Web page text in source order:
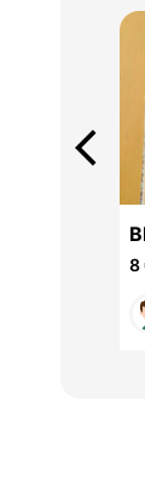
8
arrow_back_ios